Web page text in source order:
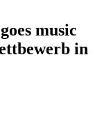
music
in